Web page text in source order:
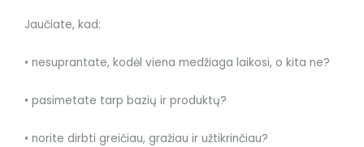
Jaučiate, kad:
• nesuprantate, kodėl viena medžiaga laikosi, o kita ne?
• pasimetate tarp bazių ir produktų?
• norite dirbti greičiau, gražiau ir užtikrinčiau?